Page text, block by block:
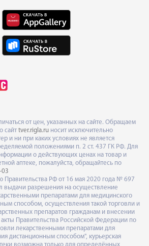
от цен, указанных на сайте. Обращаем
сайт tver.rigla.ru носит исключительно
и ни при каких условиях не является
положениями п. 2 ст. 437 ГК РФ. Для
о действующих ценах на товар и
аптеке, пожалуйста, обращайтесь по
03
Правительства РФ от 16 мая 2020 года № 697
выдачи разрешения на осуществление
препаратами для медицинского
способом, осуществления такой торговли и
препаратов гражданам и внесении
Правительства Российской Федерации по
лекарственными препаратами для
дистанционным способом", курьерская